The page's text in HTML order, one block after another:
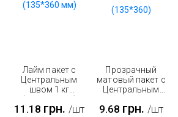
Лайм пакет с
Центральным
швом 1 кг
(135*360 мм)
(135*360 мм)
11.18 грн. /шт
Прозрачный
матовый пакет с
Центральным
(135*360)
9.68 грн. /шт